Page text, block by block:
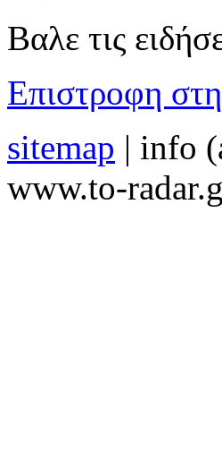
Βαλε τις
Επιστροφη
sitemap | info
www.to-